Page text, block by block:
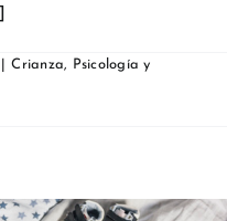
Crianza,
Psicología y